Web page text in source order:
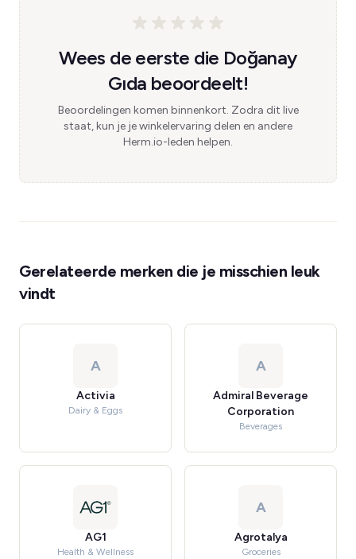
Wees de eerste die Doğanay
Gıda beoordeelt!
Beoordelingen komen binnenkort. Zodra dit live
staat, kun je je winkelervaring delen en andere
Herm.io-leden helpen.
Gerelateerde merken die je misschien leuk
vindt
A
Activia
Dairy & Eggs
A
Admiral Beverage
Corporation
Beverages
AG1
Health & Wellness
A
Agrotalya
Groceries